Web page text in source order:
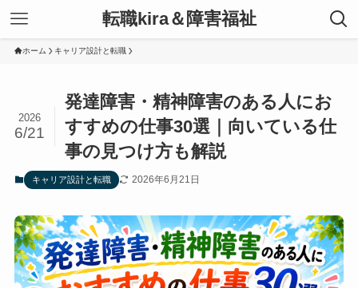
転職kira＆障害福祉
ホーム キャリア設計と転職
発達障害・精神障害のある人にお
すすめの仕事30選｜向いている仕
事の見つけ方も解説
2026
6/21
キャリア設計と転職 2026年6月21日